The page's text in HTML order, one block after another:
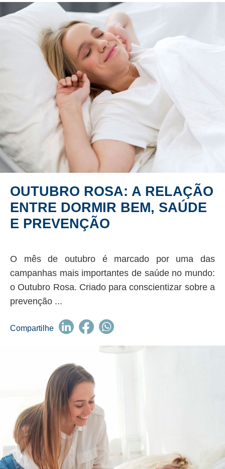
OUTUBRO ROSA: A RELAÇÃO
ENTRE DORMIR BEM, SAÚDE
E PREVENÇÃO
O mês de outubro é marcado por uma das
campanhas mais importantes de saúde no mundo:
o Outubro Rosa. Criado para conscientizar sobre a
prevenção ...
Compartilhe